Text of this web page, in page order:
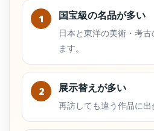
1
国宝級の名品が多い
日本と東洋の美術・考
ます。
2
展示替えが多い
再訪しても違う作品に出